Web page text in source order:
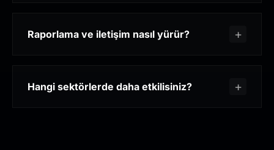
Raporlama ve iletişim nasıl yürür?
Hangi sektörlerde daha etkilisiniz?